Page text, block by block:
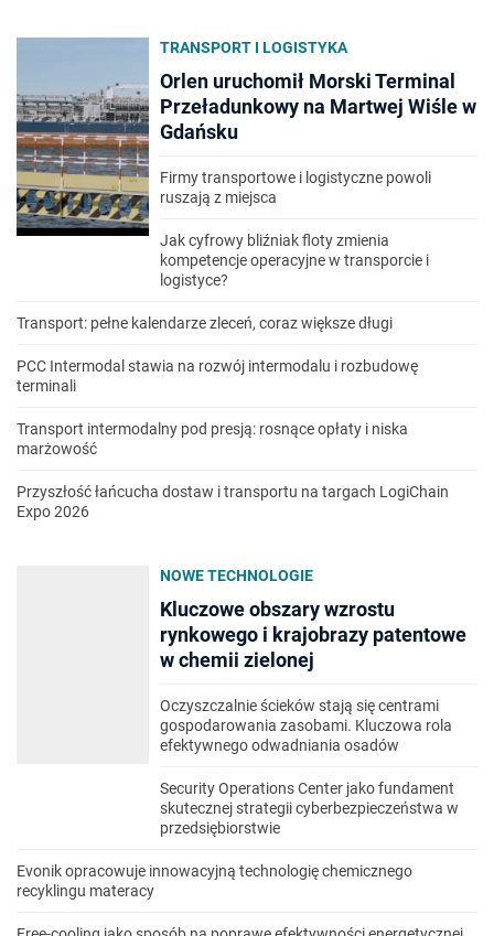
TRANSPORT I LOGISTYKA
Orlen uruchomił Morski Terminal
Przeładunkowy na Martwej Wiśle w
Gdańsku
Firmy transportowe i logistyczne powoli
ruszają z miejsca
Jak cyfrowy bliźniak floty zmienia
kompetencje operacyjne w transporcie i
logistyce?
Transport: pełne kalendarze zleceń, coraz większe długi
PCC Intermodal stawia na rozwój intermodalu i rozbudowę
terminali
Transport intermodalny pod presją: rosnące opłaty i niska
marżowość
Przyszłość łańcucha dostaw i transportu na targach LogiChain
Expo 2026
NOWE TECHNOLOGIE
Kluczowe obszary wzrostu
rynkowego i krajobrazy patentowe
w chemii zielonej
Oczyszczalnie ścieków stają się centrami
gospodarowania zasobami. Kluczowa rola
efektywnego odwadniania osadów
Security Operations Center jako fundament
skutecznej strategii cyberbezpieczeństwa w
przedsiębiorstwie
Evonik opracowuje innowacyjną technologię chemicznego
recyklingu materacy